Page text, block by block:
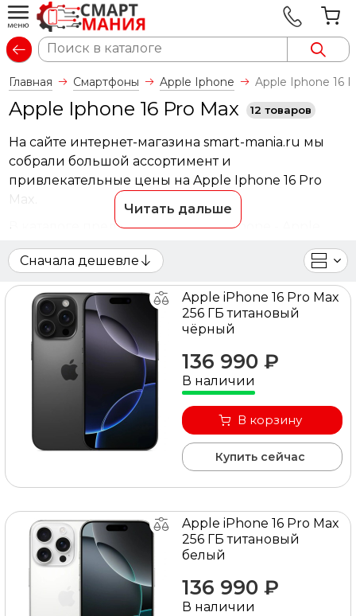
Главная Cмартфоны Apple Iphone Apple Iphone 16
Apple Iphone 16 Pro Max 12 товаров
На сайте интернет-магазина smart-mania.ru мы
собрали большой ассортимент и
привлекательные цены на Apple Iphone 16 Pro
Max.
В каталоге представлены Apple Iphone - Apple
Iphone 16 Pro Max от ведущих мировых
производителей. Вы можете ознакомиться с
фотографиями, описанием товаров, отзывами
покупателей, техническими характеристиками, а
также сравнить понравившиеся модели и
выбрать лучшую стоимость.
Для того чтобы купить Apple Iphone 16 Pro Max,
достаточно оформить заявку на сайте или
связаться с консультантом в режиме on-line.
Читать дальше
Сначала дешевле
Apple iPhone 16 Pro Max
256 ГБ титановый
чёрный
136 990 ₽
В наличии
В корзину
Купить сейчас
Apple iPhone 16 Pro Max
256 ГБ титановый
белый
136 990 ₽
В наличии